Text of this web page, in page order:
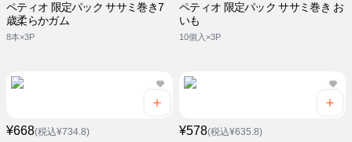
ペティオ 限定パック ササミ巻き7
歳柔らかガム
8本×3P
ペティオ 限定パック ササミ巻き お
いも
10個入×3P
¥668(税込¥734.8) ¥578(税込¥635.8)